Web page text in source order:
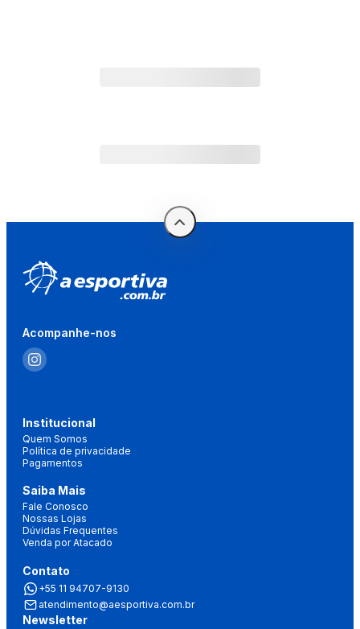
Acompanhe-nos
Institucional
Quem Somos
Política de privacidade
Pagamentos
Saiba Mais
Fale Conosco
Nossas Lojas
Dúvidas Frequentes
Venda por Atacado
Contato
+55 11 94707-9130
atendimento@aesportiva.com.br
Newsletter